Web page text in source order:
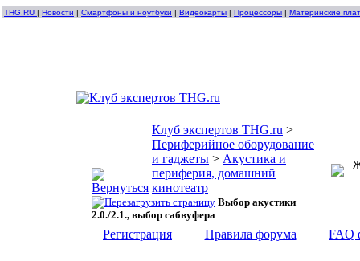
THG.RU | Новости | Смартфоны и ноутбуки | Видеокарты | Процессоры | Материнские
Клуб экспертов THG.ru >
Периферийное оборудование
и гаджеты > Акустика и
периферия, домашний
кинотеатр
Выбор акустики
2.0./2.1., выбор сабвуфера
Регистрация Правила форума FAQ